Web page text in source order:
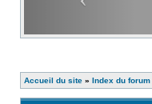
Accueil du site » Index du forum